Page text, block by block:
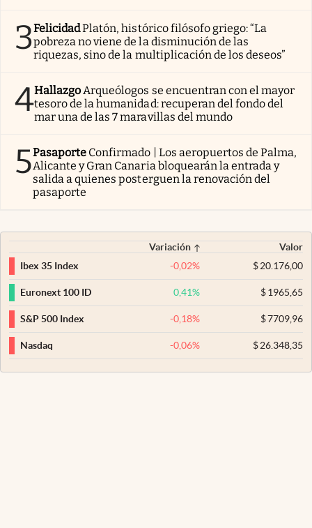
3FelicidadPlatón, histórico filósofo griego: “La
pobreza no viene de la disminución de las
riquezas, sino de la multiplicación de los deseos”
4Hallazgo Arqueólogos se encuentran con el mayor
tesoro de la humanidad: recuperan del fondo del
mar una de las 7 maravillas del mundo
5Pasaporte Confirmado | Los aeropuertos de Palma,
Alicante y Gran Canaria bloquearán la entrada y
salida a quienes posterguen la renovación del
pasaporte
Variación
Valor
Ibex 35 Index
-0,02% $20.176,00
Euronext 100 ID 0,41% $1965,65
S&P 500 Index -0,18% $7709,96
Nasdaq -0,06% $26.348,35